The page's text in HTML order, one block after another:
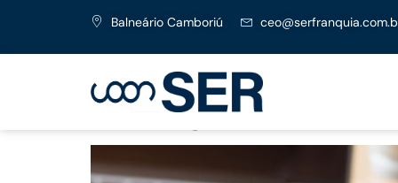
Balneário Camboriú
Consórcio imobiliário:
estratégia